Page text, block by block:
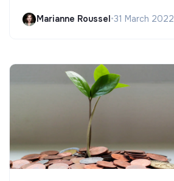
Marianne Roussel•31 March 2022